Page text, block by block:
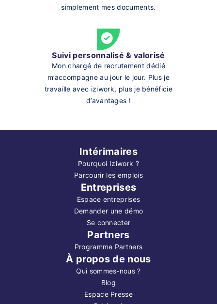
simplement mes documents.
Suivi personnalisé & valorisé
Mon chargé de recrutement dédié
m’accompagne au jour le jour. Plus je
travaille avec iziwork, plus je bénéficie
d’avantages !
Intérimaires
Pourquoi Iziwork ?
Parcourir les emplois
Entreprises
Espace entreprises
Demander une démo
Se connecter
Partners
Programme Partners
À propos de nous
Qui sommes-nous ?
Blog
Espace Presse